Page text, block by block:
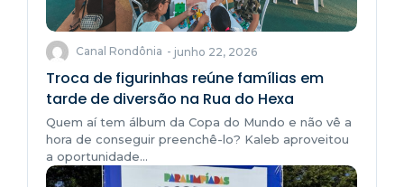
Canal Rondônia - junho 22, 2026
Troca de figurinhas reúne famílias em
tarde de diversão na Rua do Hexa
Quem aí tem álbum da Copa do Mundo e não vê a
hora de conseguir preenchê-lo? Kaleb aproveitou
a oportunidade...